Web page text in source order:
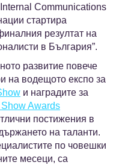
Communications
стартира
резултат на
в България”.
развитие повече
на водещото експо за
и наградите за
Awards
постижения в
на таланти.
по човешки
месеци, са